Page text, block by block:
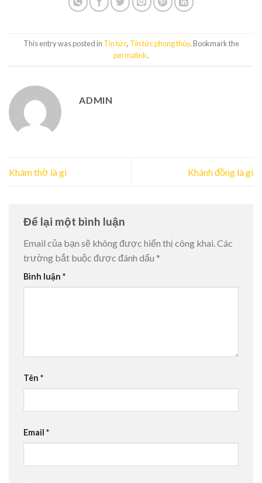
This entry was posted in Tin tức, Tin tức phong thủy. Bookmark the
permalink.
ADMIN
Khám thờ là gì Khánh đồng là gì
Để lại một bình luận
Email của bạn sẽ không được hiển thị công khai.Các
trường bắt buộc được đánh dấu *
Bình luận *
Tên *
Email *